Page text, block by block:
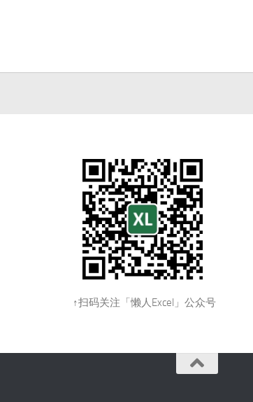
↑扫码关注「懒人Excel」公众号